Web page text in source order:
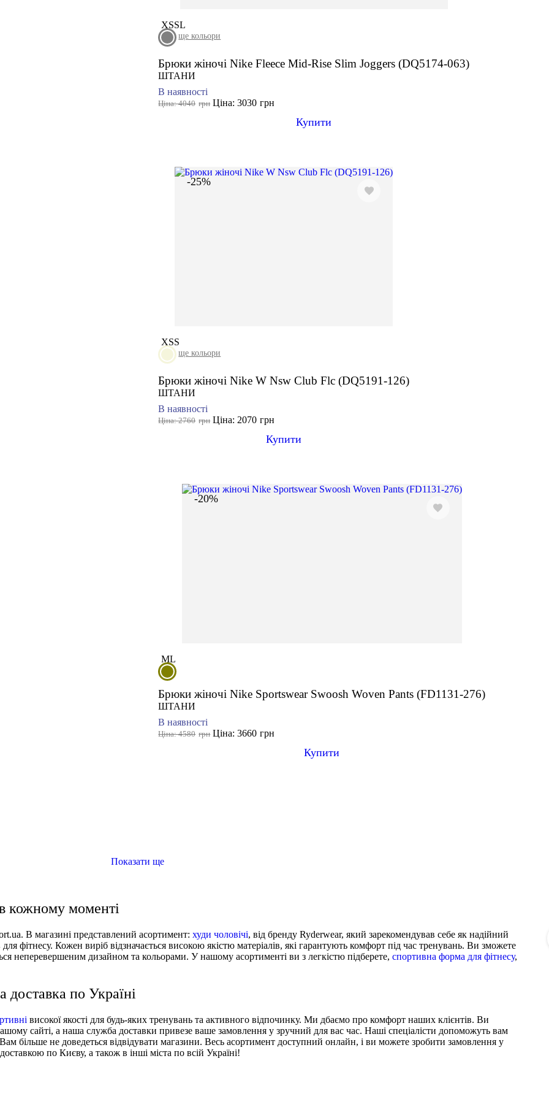
XSSL
ще кольори
Брюки жіночі Nike Fleece Mid-Rise Slim Joggers (DQ5174-063)
ШТАНИ
В наявності
грн
Ціна: 4040 грн
Ціна: 3030
Купити
-25%
XSS
ще кольори
Брюки жіночі Nike W Nsw Club Flc (DQ5191-126)
ШТАНИ
В наявності
грн
Ціна: 2760 грн
Ціна: 2070
Купити
-20%
ML
Брюки жіночі Nike Sportswear Swoosh Woven Pants (FD1131-276)
ШТАНИ
В наявності
грн
Ціна: 4580 грн
Ціна: 3660
Купити
110)
(IC3686)
379)
Ribbed Jersey Pants (DV7868-272)
Показати ще
кожному моменті
В магазині представлений асортимент: худи чоловічі, від бренду Ryderwear, який зарекомендував себе як надійний
фітнесу. Кожен виріб відзначається високою якістю матеріалів, які гарантують комфорт під час тренувань. Ви зможете
неперевершеним дизайном та кольорами. У нашому асортименті ви з легкістю підберете, спортивна форма для фітнесу,
по Україні
високої якості для будь-яких тренувань та активного відпочинку. Ми дбаємо про комфорт наших клієнтів. Ви
сайті, а наша служба доставки привезе ваше замовлення у зручний для вас час. Наші спеціалісти допоможуть вам
більше не доведеться відвідувати магазини. Весь асортимент доступний онлайн, і ви можете зробити замовлення у
по Києву, а також в інші міста по всій Україні!